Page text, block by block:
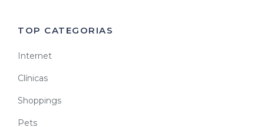
TOP CATEGORIAS
Internet
Clínicas
Shoppings
Pets